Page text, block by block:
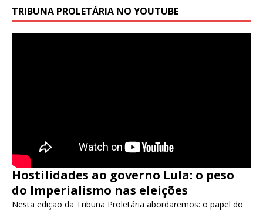
TRIBUNA PROLETÁRIA NO YOUTUBE
Hostilidades ao governo Lula: o peso
do Imperialismo nas eleições
Nesta edição da Tribuna Proletária abordaremos: o papel do